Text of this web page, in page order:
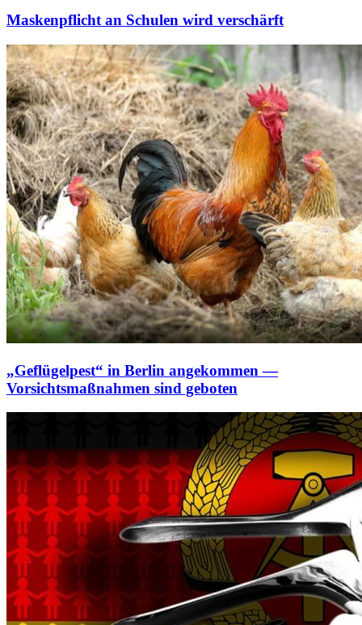
Maskenpflicht an Schulen wird verschärft
„Geflügelpest“ in Berlin angekommen —
Vorsichtsmaßnahmen sind geboten